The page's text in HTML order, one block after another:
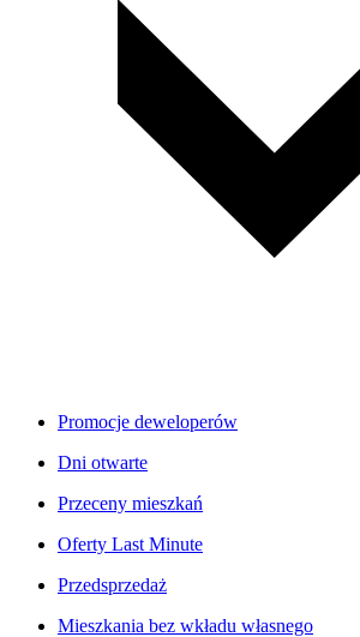
Promocje deweloperów
Dni otwarte
Przeceny mieszkań
Oferty Last Minute
Przedsprzedaż
Mieszkania bez wkładu własnego